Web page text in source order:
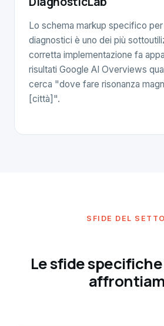
Lo schema markup specifico
diagnostici è uno dei più
corretta implementazione fa
risultati Google AI Overviews
cerca "dove fare risonanza
[città]".
SFIDE DEL
Le sfide